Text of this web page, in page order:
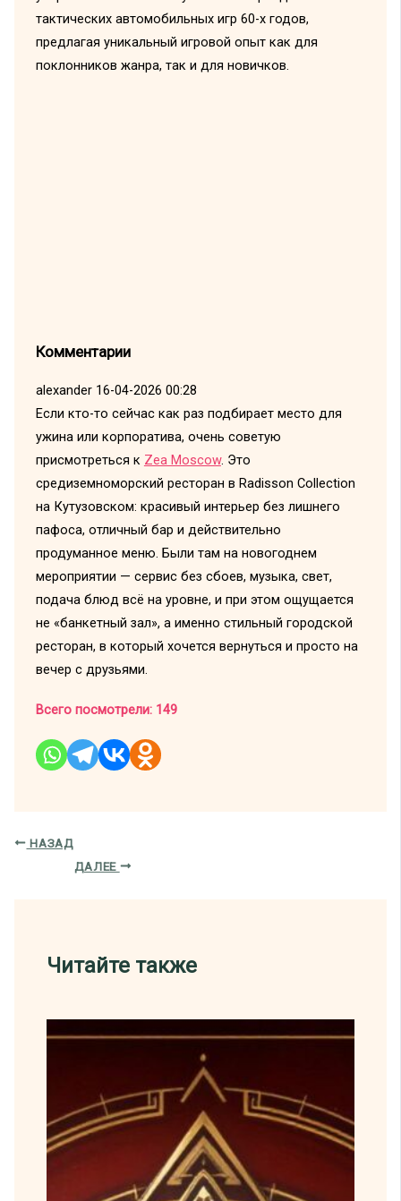
тактических автомобильных игр 60-х годов,
предлагая уникальный игровой опыт как для
поклонников жанра, так и для новичков.
Комментарии
alexander 16-04-2026 00:28
Если кто-то сейчас как раз подбирает место для
ужина или корпоратива, очень советую
присмотреться к Zea Moscow. Это
средиземноморский ресторан в Radisson Collection
на Кутузовском: красивый интерьер без лишнего
пафоса, отличный бар и действительно
продуманное меню. Были там на новогоднем
мероприятии — сервис без сбоев, музыка, свет,
подача блюд всё на уровне, и при этом ощущается
не «банкетный зал», а именно стильный городской
ресторан, в который хочется вернуться и просто на
вечер с друзьями.
Всего посмотрели: 149
НАЗАД
ДАЛЕЕ
Читайте также